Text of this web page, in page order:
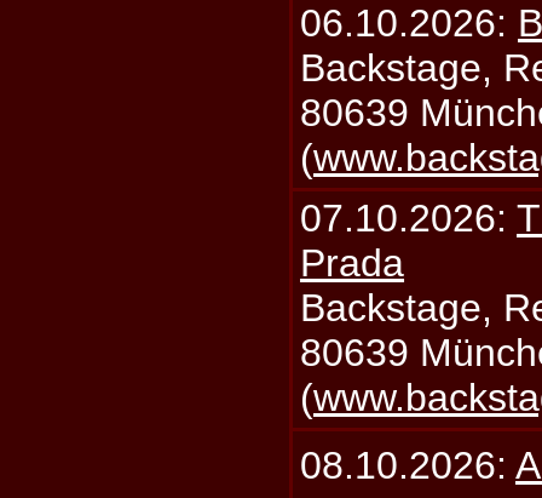
06.10.2026:
Backstage,
80639
(
07.10.2026:
Prada
Backstage,
80639
(
08.10.2026: